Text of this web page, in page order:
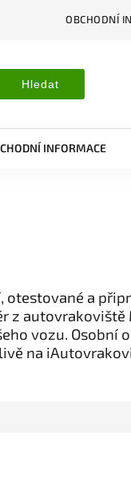
OBCHODNÍ
Hledat
INFORMACE
otestované a
z
vozu. Osobní
na